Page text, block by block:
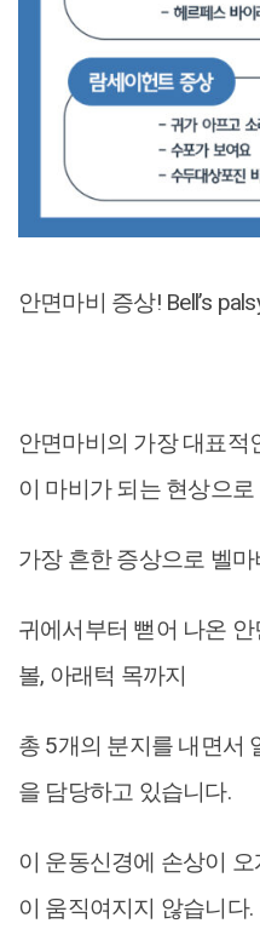
안면마비 증상! Bell’s
안면마비의 가장 대표적
이 마비가 되는 현상으로
가장 흔한 증상으로 벨
귀에서부터 뻗어 나온
볼, 아래턱 목까지
총 5개의 분지를 내면서
을 담당하고 있습니다.
이 운동신경에 손상이
이 움직여지지 않습니다.